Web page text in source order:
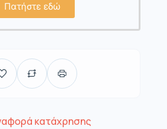
Πατήστε εδώ
κατάχρησης